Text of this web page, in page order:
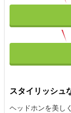
スタイリッシュ
ヘッドホンを美し